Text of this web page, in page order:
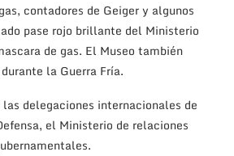
contadores de Geiger y algunos
pase rojo brillante del Ministerio
de gas. El Museo también
la Guerra Fría.
delegaciones internacionales de
el Ministerio de relaciones